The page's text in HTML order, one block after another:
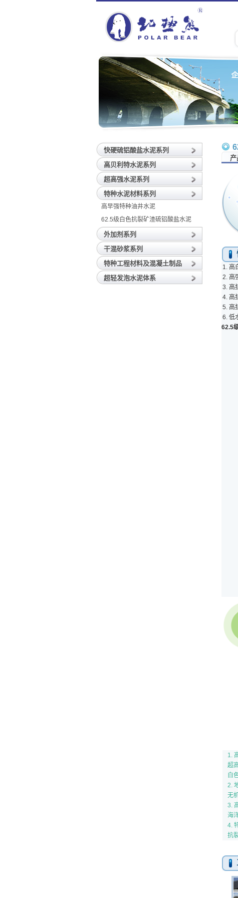
高
高
高
高
高
低
62.5
1.
超
白
2.
无
3.
海
4.
抗
快硬硫铝酸盐水泥系列
高贝利特水泥系列
超高强水泥系列
特种水泥材料系列
高早强特种油井水泥
62.5级白色抗裂矿渣硫铝酸盐水泥
外加剂系列
干混砂浆系列
特种工程材料及混凝土制品
超轻发泡水泥体系